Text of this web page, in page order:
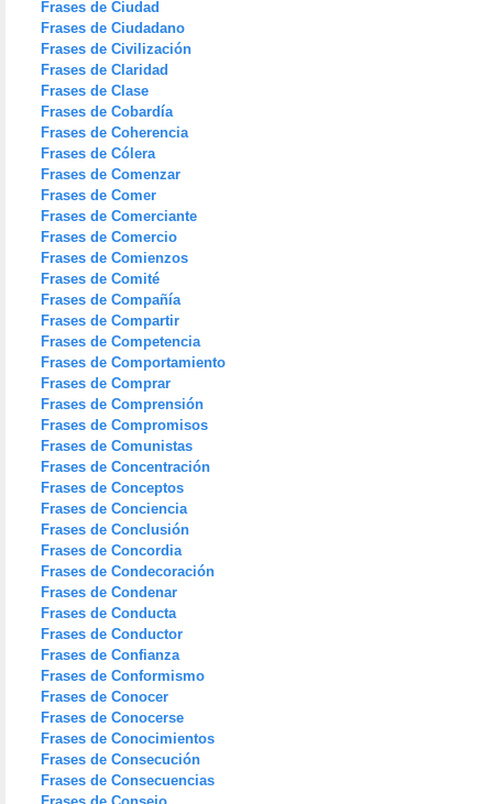
Frases de Ciudad
Frases de Ciudadano
Frases de Civilización
Frases de Claridad
Frases de Clase
Frases de Cobardía
Frases de Coherencia
Frases de Cólera
Frases de Comenzar
Frases de Comer
Frases de Comerciante
Frases de Comercio
Frases de Comienzos
Frases de Comité
Frases de Compañía
Frases de Compartir
Frases de Competencia
Frases de Comportamiento
Frases de Comprar
Frases de Comprensión
Frases de Compromisos
Frases de Comunistas
Frases de Concentración
Frases de Conceptos
Frases de Conciencia
Frases de Conclusión
Frases de Concordia
Frases de Condecoración
Frases de Condenar
Frases de Conducta
Frases de Conductor
Frases de Confianza
Frases de Conformismo
Frases de Conocer
Frases de Conocerse
Frases de Conocimientos
Frases de Consecución
Frases de Consecuencias